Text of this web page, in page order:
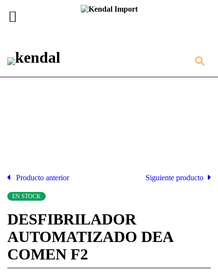
Producto anterior Siguiente producto
EN STOCK
DESFIBRILADOR
AUTOMATIZADO DEA
COMEN F2